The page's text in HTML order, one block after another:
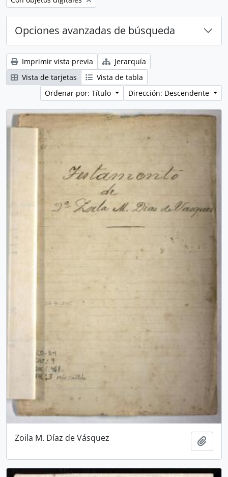
Opciones avanzadas de búsqueda
Imprimir vista previa
Jerarquía
Vista de tarjetas
Vista de tabla
Ordenar por: Título
Dirección: Descendente
Zoila M. Díaz de Vásquez